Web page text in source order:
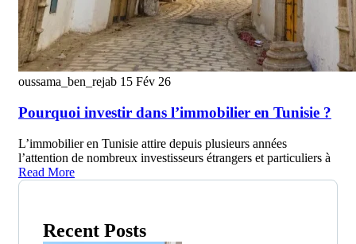
oussama_ben_rejab 15 Fév 26
Pourquoi investir dans l’immobilier en Tunisie ?
L’immobilier en Tunisie attire depuis plusieurs années
l’attention de nombreux investisseurs étrangers et particuliers à
Read More
Recent Posts